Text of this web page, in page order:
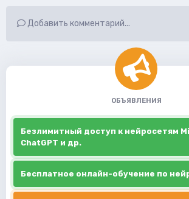
Добавить комментарий...
ОБЪЯВЛЕНИЯ
Безлимитный доступ к нейросетям
ChatGPT и др.
Бесплатное онлайн-обучение по